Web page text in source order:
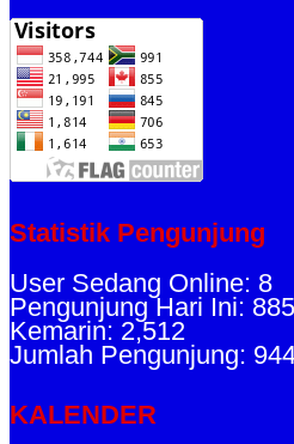
Statistik Pengunjung
User Sedang Online: 8
Pengunjung Hari Ini: 885
Kemarin: 2,512
Jumlah Pengunjung:
KALENDER